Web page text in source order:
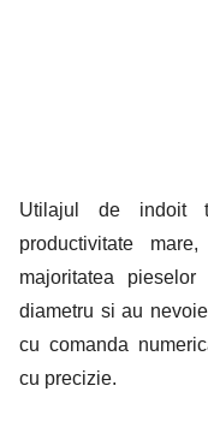
Utilajul de indoit
productivitate
majoritatea
diametru si au
cu comanda
cu precizie.